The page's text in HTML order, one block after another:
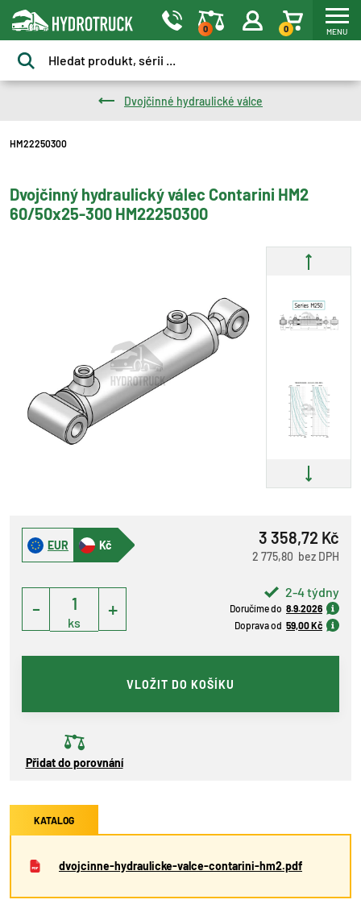
0 0 MENU
Dvojčinné hydraulické válce
HM22250300
Dvojčinný hydraulický válec Contarini HM2
60/50x25-300 HM22250300
EUR Kč 3 358,72 Kč
2 775,80 bez DPH
2-4 týdny
Doručíme do 8.9.2026
Doprava od 59,00 Kč
-
ks
+
VLOŽIT DO KOŠÍKU
Přidat do porovnání
KATALOG
dvojcinne-hydraulicke-valce-contarini-hm2.pdf